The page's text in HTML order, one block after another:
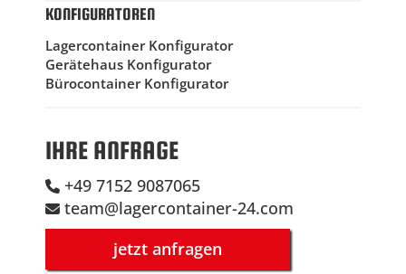
KONFIGURATOREN
Lagercontainer Konfigurator
Gerätehaus Konfigurator
Bürocontainer Konfigurator
IHRE ANFRAGE
+49 7152 9087065
team@lagercontainer-24.com
jetzt anfragen